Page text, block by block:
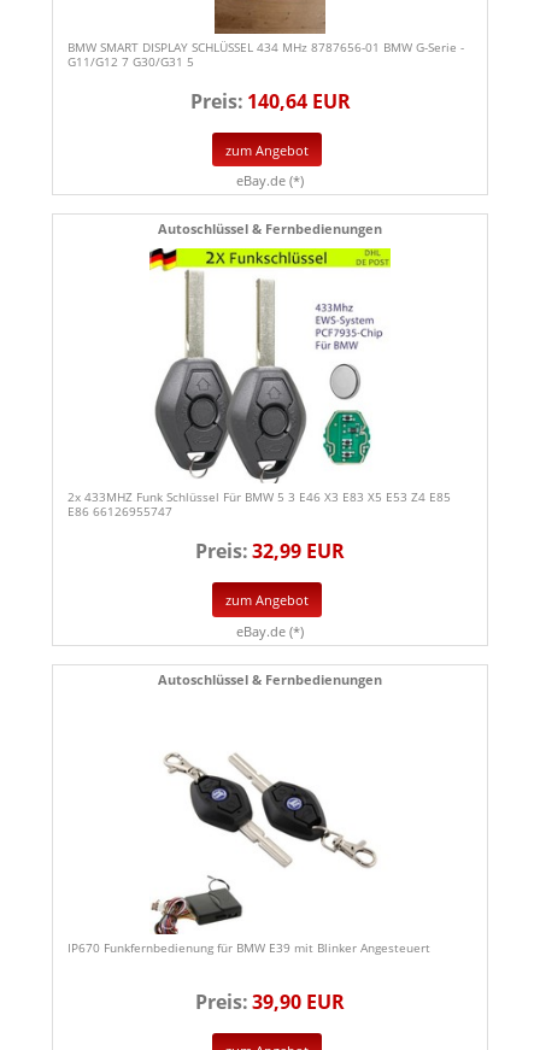
BMW SMART DISPLAY SCHLÜSSEL 434 MHz 8787656-01 BMW G-Serie -
G11/G12 7 G30/G31 5
Preis: 140,64 EUR
zum Angebot
eBay.de (*)
Autoschlüssel & Fernbedienungen
2x 433MHZ Funk Schlüssel Für BMW 5 3 E46 X3 E83 X5 E53 Z4 E85
E86 66126955747
Preis:32,99 EUR
zum Angebot
eBay.de (*)
Autoschlüssel & Fernbedienungen
IP670 Funkfernbedienung für BMW E39 mit Blinker Angesteuert
Preis:39,90 EUR